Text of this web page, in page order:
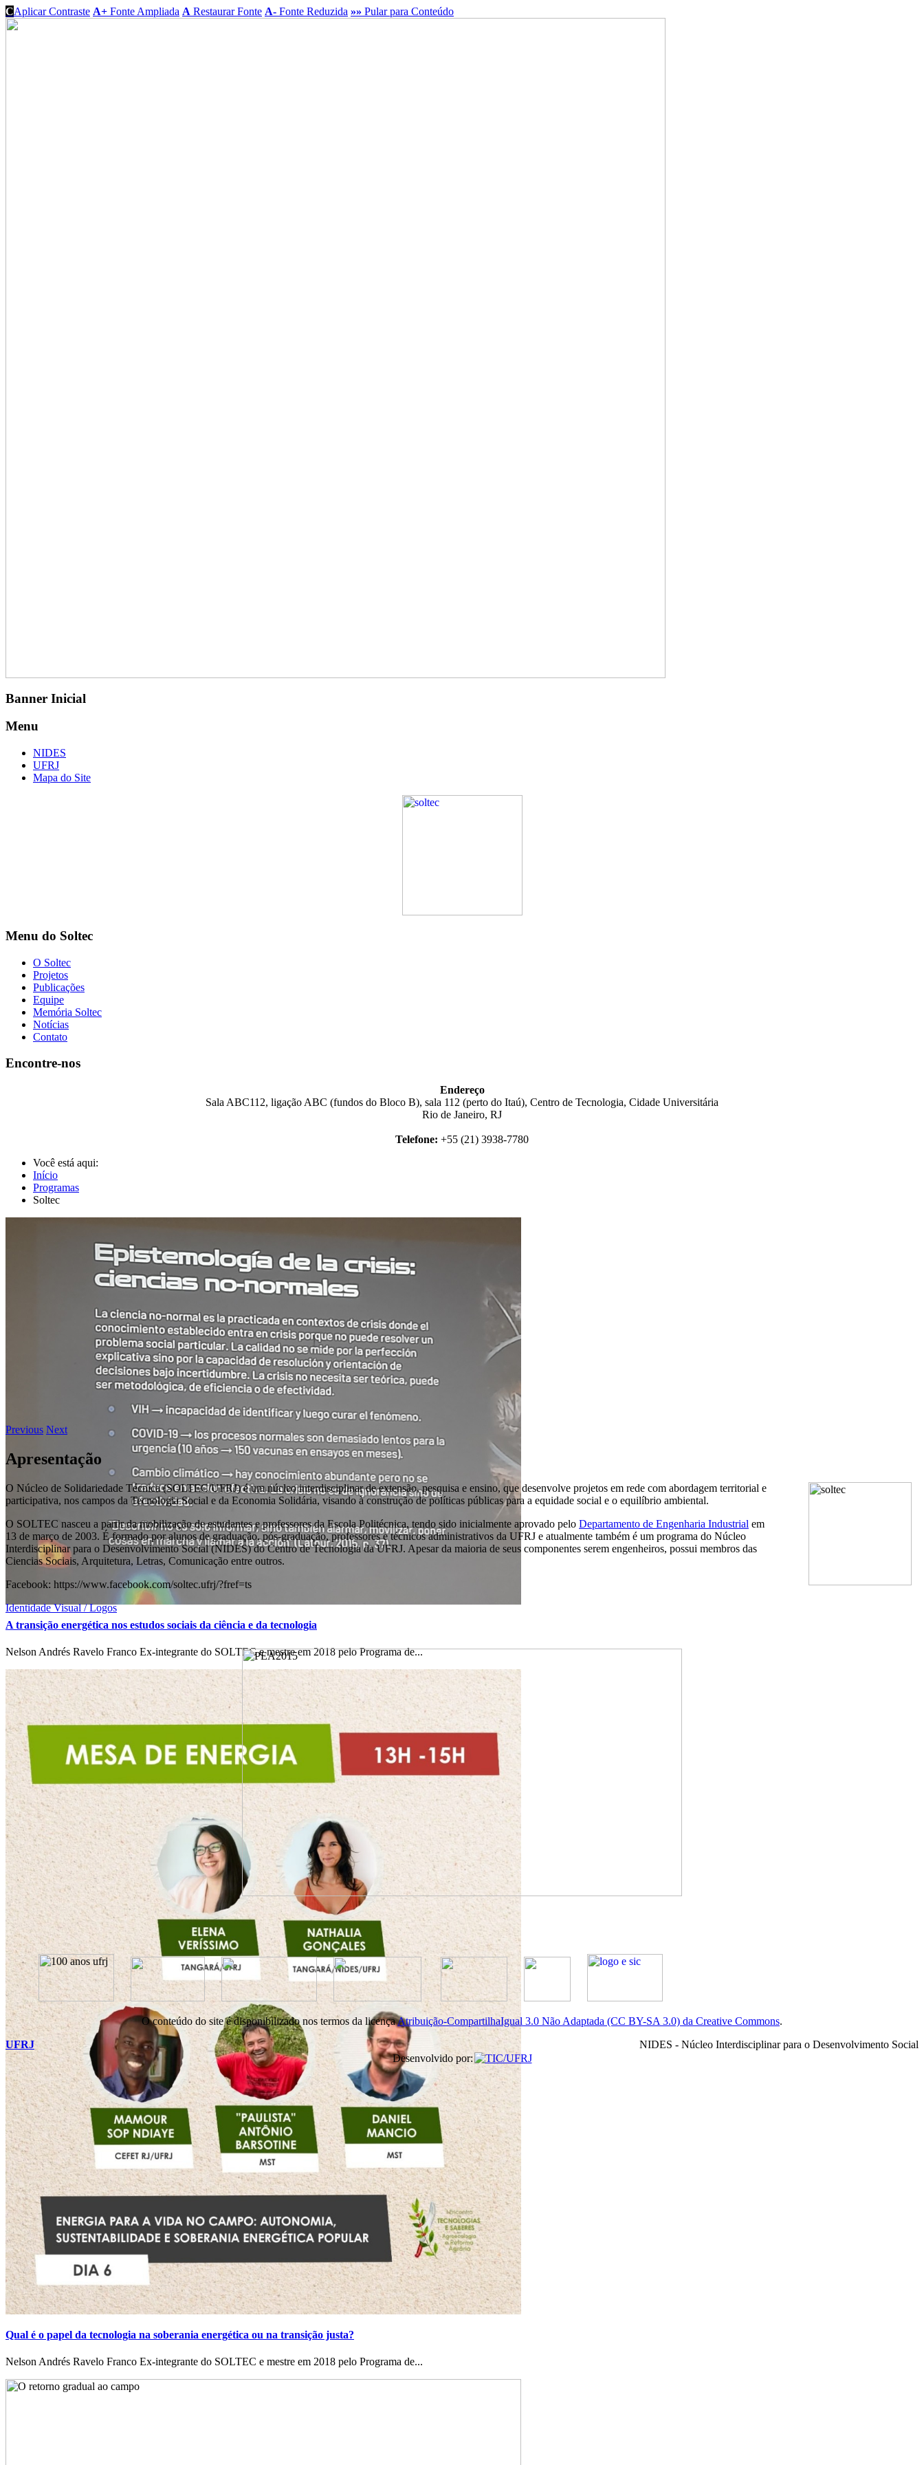
CAplicar Contraste A+ Fonte Ampliada A Restaurar Fonte A- Fonte Reduzida »» Pular para Conteúdo
Banner Inicial
Menu
NIDES
UFRJ
Mapa do Site
Menu do Soltec
O Soltec
Projetos
Publicações
Equipe
Memória Soltec
Notícias
Contato
Encontre-nos
Endereço
Sala ABC112, ligação ABC (fundos do Bloco B), sala 112 (perto do Itaú), Centro de Tecnologia, Cidade Universitária
Rio de Janeiro, RJ
Telefone: +55 (21) 3938-7780
Você está aqui:
Início
Programas
Soltec
A transição energética nos estudos sociais da ciência e da tecnologia
Nelson Andrés Ravelo Franco Ex-integrante do SOLTEC e mestre em 2018 pelo Programa de...
Qual é o papel da tecnologia na soberania energética ou na transição justa?
Nelson Andrés Ravelo Franco Ex-integrante do SOLTEC e mestre em 2018 pelo Programa de...
Previous Next
Apresentação
O Núcleo de Solidariedade Técnica (SOLTEC/UFRJ) é um núcleo interdisciplinar de extensão, pesquisa e ensino, que desenvolve projetos em rede com abordagem territorial e
participativa, nos campos da Tecnologia Social e da Economia Solidária, visando à construção de políticas públicas para a equidade social e o equilíbrio ambiental.
O SOLTEC nasceu a partir da mobilização de estudantes e professores da Escola Politécnica, tendo sido inicialmente aprovado pelo Departamento de Engenharia Industrial em
13 de março de 2003. É formado por alunos de graduação, pós-graduação, professores e técnicos administrativos da UFRJ e atualmente também é um programa do Núcleo
Interdisciplinar para o Desenvolvimento Social (NIDES) do Centro de Tecnologia da UFRJ. Apesar da maioria de seus componentes serem engenheiros, possui membros das
Ciencias Sociais, Arquitetura, Letras, Comunicação entre outros.
Facebook: https://www.facebook.com/soltec.ufrj/?fref=ts
Identidade Visual / Logos
O conteúdo do site é disponibilizado nos termos da licençaAtribuição-CompartilhaIgual 3.0 Não Adaptada (CC BY-SA 3.0) da Creative Commons.
UFRJ
NIDES - Núcleo Interdisciplinar para o Desenvolvimento Social
Desenvolvido por: